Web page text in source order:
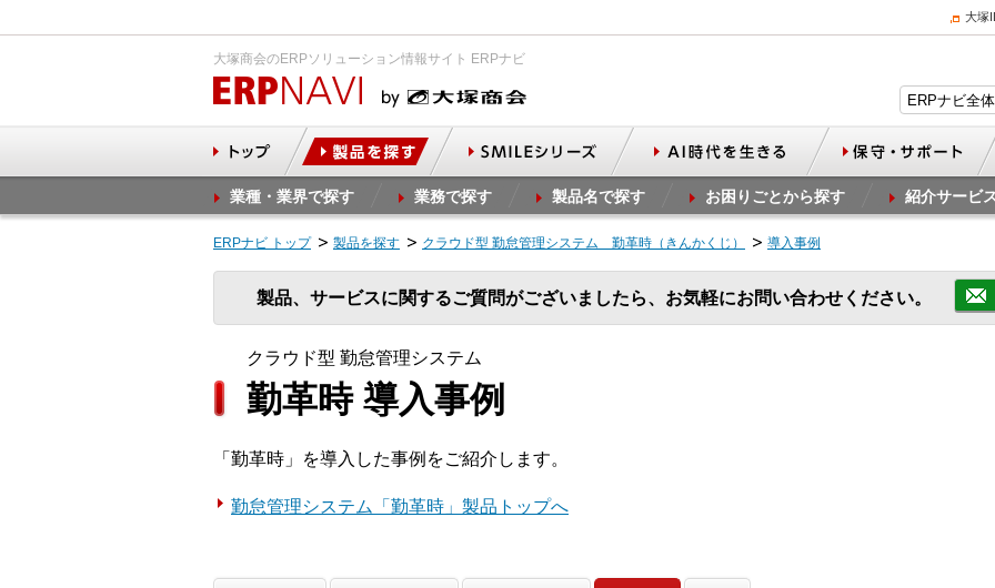
大塚
大塚商会のERPソリューション情報サイト ERPナビ
業種・業界で探す 業務で探す 製品名で探す お困りごとから探す 紹介サービ
ERPナビ トップ 製品を探す クラウド型 勤怠管理システム 勤革時（きんかくじ） 導入事例
製品、サービスに関するご質問がございましたら、お気軽にお問い合わせください。
クラウド型 勤怠管理システム
勤革時 導入事例
「勤革時」を導入した事例をご紹介します。
勤怠管理システム「勤革時」製品トップへ